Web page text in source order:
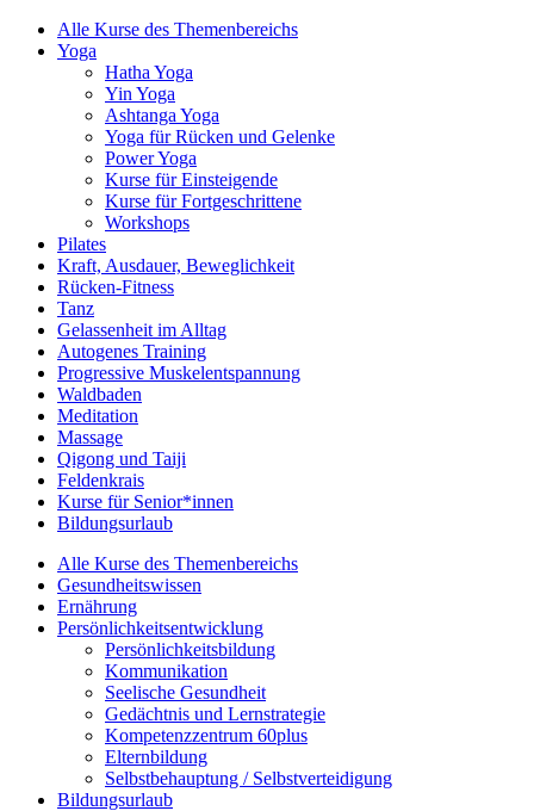
Alle Kurse des Themenbereichs
Yoga
Hatha Yoga
Yin Yoga
Ashtanga Yoga
Yoga für Rücken und Gelenke
Power Yoga
Kurse für Einsteigende
Kurse für Fortgeschrittene
Workshops
Pilates
Kraft, Ausdauer, Beweglichkeit
Rücken-Fitness
Tanz
Gelassenheit im Alltag
Autogenes Training
Progressive Muskelentspannung
Waldbaden
Meditation
Massage
Qigong und Taiji
Feldenkrais
Kurse für Senior*innen
Bildungsurlaub
Alle Kurse des Themenbereichs
Gesundheitswissen
Ernährung
Persönlichkeitsentwicklung
Persönlichkeitsbildung
Kommunikation
Seelische Gesundheit
Gedächtnis und Lernstrategie
Kompetenzzentrum 60plus
Elternbildung
Selbstbehauptung / Selbstverteidigung
Bildungsurlaub